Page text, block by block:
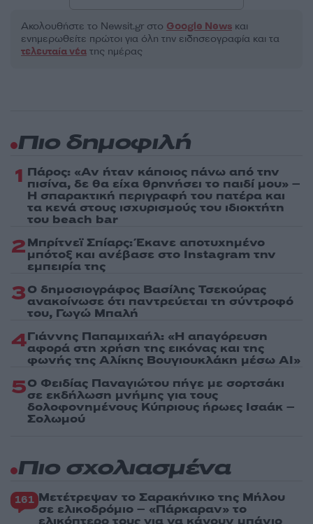
Ακολουθήστε το Νewsit.gr στο Google News και
ενημερωθείτε πρώτοι για όλη την ειδησεογραφία και τα
τελευταία νέα της ημέρας
Πιο δημοφιλή
1 Πάρος: «Αν ήταν κάποιος πάνω από την
πισίνα, δε θα είχα θρηνήσει το παιδί μου» –
Η σπαρακτική περιγραφή του πατέρα και
τα κενά στους ισχυρισμούς του ιδιοκτήτη
του beach bar
2Μπρίτνεϊ Σπίαρς: Έκανε αποτυχημένο
μπότοξ και ανέβασε στο Instagram την
εμπειρία της
3Ο δημοσιογράφος Βασίλης Τσεκούρας
ανακοίνωσε ότι παντρεύεται τη σύντροφό
του, Γωγώ Μπαλή
4Γιάννης Παπαμιχαήλ: «Η απαγόρευση
αφορά στη χρήση της εικόνας και της
φωνής της Αλίκης Βουγιουκλάκη μέσω AI»
5Ο Φειδίας Παναγιώτου πήγε με σορτσάκι
σε εκδήλωση μνήμης για τους
δολοφονημένους Κύπριους ήρωες Ισαάκ –
Σολωμού
Πιο σχολιασμένα
161 Μετέτρεψαν το Σαρακήνικο της Μήλου
σε ελικοδρόμιο – «Πάρκαραν» το